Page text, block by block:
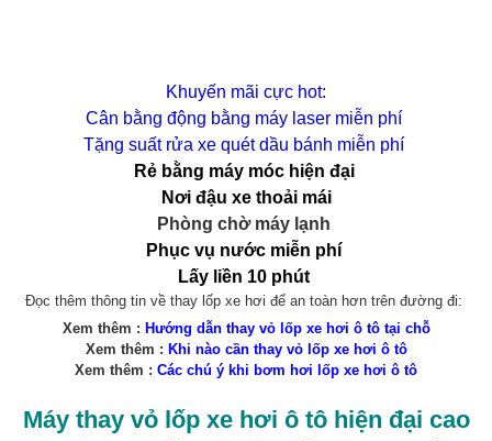
Khuyến mãi cực hot:
Cân bằng động bằng máy laser miễn phí
Tặng suất rửa xe quét dầu bánh miễn phí
Rẻ bằng máy móc hiện đại
Nơi đậu xe thoải mái
Phòng chờ máy lạnh
Phục vụ nước miễn phí
Lấy liền 10 phút
Đọc thêm thông tin về thay lốp xe hơi để an toàn hơn trên đường đi:
Xem thêm : Hướng dẫn thay vỏ lốp xe hơi ô tô tại chỗ
Xem thêm : Khi nào cần thay vỏ lốp xe hơi ô tô
Xem thêm : Các chú ý khi bơm hơi lốp xe hơi ô tô
Máy thay vỏ lốp xe hơi ô tô hiện đại cao